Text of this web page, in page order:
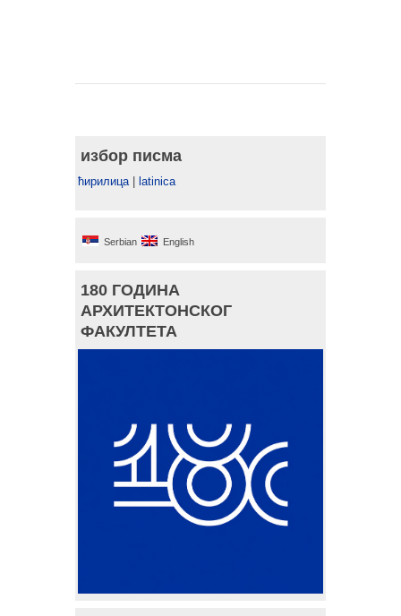
избор писма
ћирилица| latinica
Serbian English
180 ГОДИНА
АРХИТЕКТОНСКОГ
ФАКУЛТЕТА